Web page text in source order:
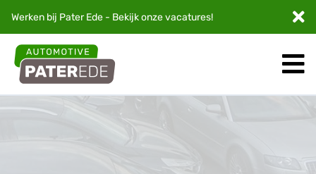
Werken bij Pater Ede - Bekijk onzevacatures!